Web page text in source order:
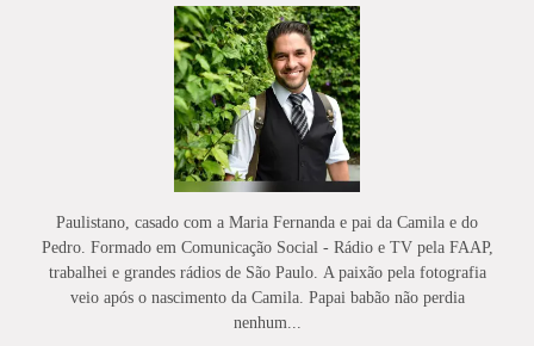
Paulistano, casado com a Maria Fernanda e pai da Camila e do
Pedro. Formado em Comunicação Social - Rádio e TV pela FAAP,
trabalhei e grandes rádios de São Paulo. A paixão pela fotografia
veio após o nascimento da Camila. Papai babão não perdia
nenhum...